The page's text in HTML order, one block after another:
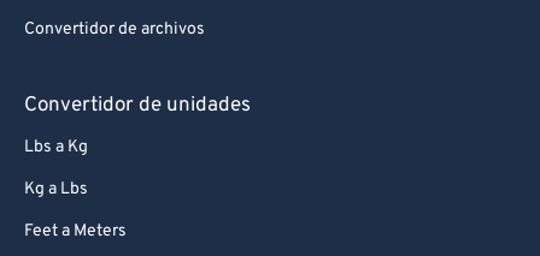
Convertidor de archivos
Convertidor de unidades
Lbs a Kg
Kg a Lbs
Feet a Meters